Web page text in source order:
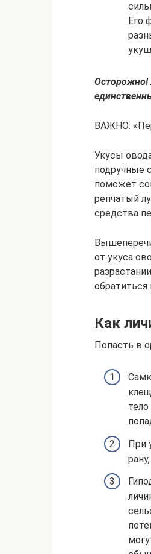
Его
Осторожно!
ВАЖНО:
Укусы
подручные
поможет
репчатый
средства
от укуса
обратиться
Как
Попасть в
При